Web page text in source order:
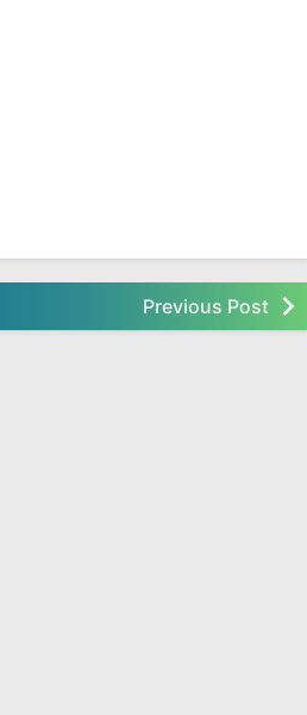
Previous Post